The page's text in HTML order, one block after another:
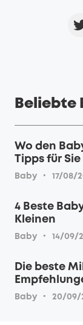
Beliebte
Wo den
Tipps für Sie
Baby · 17/08/
4 Beste
Kleinen
Baby · 14/09/
Die beste
Baby · 20/09/